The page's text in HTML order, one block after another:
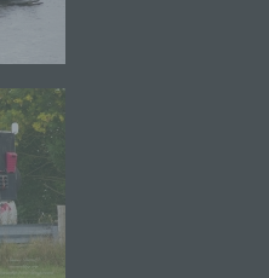
im
Daten
die Organisation,
die Anpassung oder
das Abfragen, die
durch Übermittlung,
Form der
oder die Verknüpfung,
oder die